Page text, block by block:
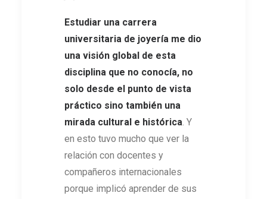
Estudiar una carrera
universitaria de joyería me dio
una visión global de esta
disciplina que no conocía, no
solo desde el punto de vista
práctico sino también una
mirada cultural e histórica. Y
en esto tuvo mucho que ver la
relación con docentes y
compañeros internacionales
porque implicó aprender de sus